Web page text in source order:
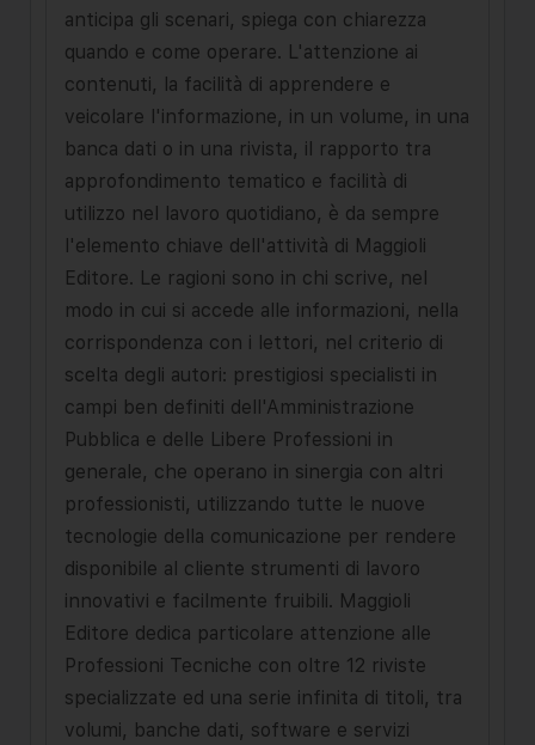
anticipa gli scenari, spiega con chiarezza
quando e come operare. L'attenzione ai
contenuti, la facilità di apprendere e
veicolare l'informazione, in un volume, in una
banca dati o in una rivista, il rapporto tra
approfondimento tematico e facilità di
utilizzo nel lavoro quotidiano, è da sempre
l'elemento chiave dell'attività di Maggioli
Editore. Le ragioni sono in chi scrive, nel
modo in cui si accede alle informazioni, nella
corrispondenza con i lettori, nel criterio di
scelta degli autori: prestigiosi specialisti in
campi ben definiti dell'Amministrazione
Pubblica e delle Libere Professioni in
generale, che operano in sinergia con altri
professionisti, utilizzando tutte le nuove
tecnologie della comunicazione per rendere
disponibile al cliente strumenti di lavoro
innovativi e facilmente fruibili. Maggioli
Editore dedica particolare attenzione alle
Professioni Tecniche con oltre 12 riviste
specializzate ed una serie infinita di titoli, tra
volumi, banche dati, software e servizi